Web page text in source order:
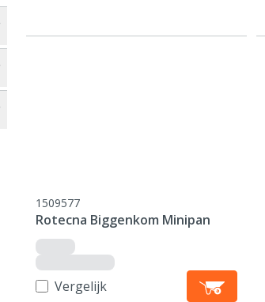
1509577
Rotecna Biggenkom Minipan
Vergelijk